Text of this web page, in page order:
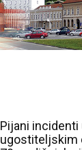
Pijani incidenti
ugostiteljskim